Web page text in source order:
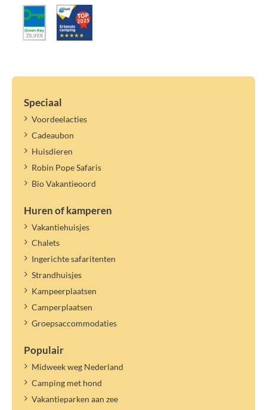
Speciaal
Voordeelacties
Cadeaubon
Huisdieren
Robin Pope Safaris
Bio Vakantieoord
Huren of kamperen
Vakantiehuisjes
Chalets
Ingerichte safaritenten
Strandhuisjes
Kampeerplaatsen
Camperplaatsen
Groepsaccommodaties
Populair
Midweek weg Nederland
Camping met hond
Vakantieparken aan zee